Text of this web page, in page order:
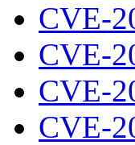
CVE-
CVE-
CVE-
CVE-